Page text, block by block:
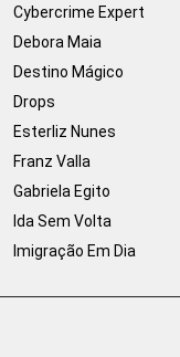
Cybercrime Expert
Debora Maia
Destino Mágico
Drops
Esterliz Nunes
Franz Valla
Gabriela Egito
Ida Sem Volta
Imigração Em Dia